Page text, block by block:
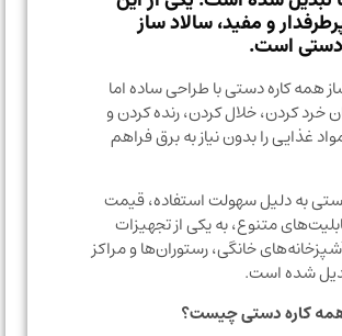
و مفید، سالاد ساز
است.
کاره دستی با طراحی ساده اما
کردن، خلال کردن، رنده کردن و
را بدون نیاز به برق فراهم
دلیل سهولت استفاده، قیمت
متنوع، به یکی از تجهیزات
خانگی، رستوران‌ها و مراکز
است.
دستی چیست؟